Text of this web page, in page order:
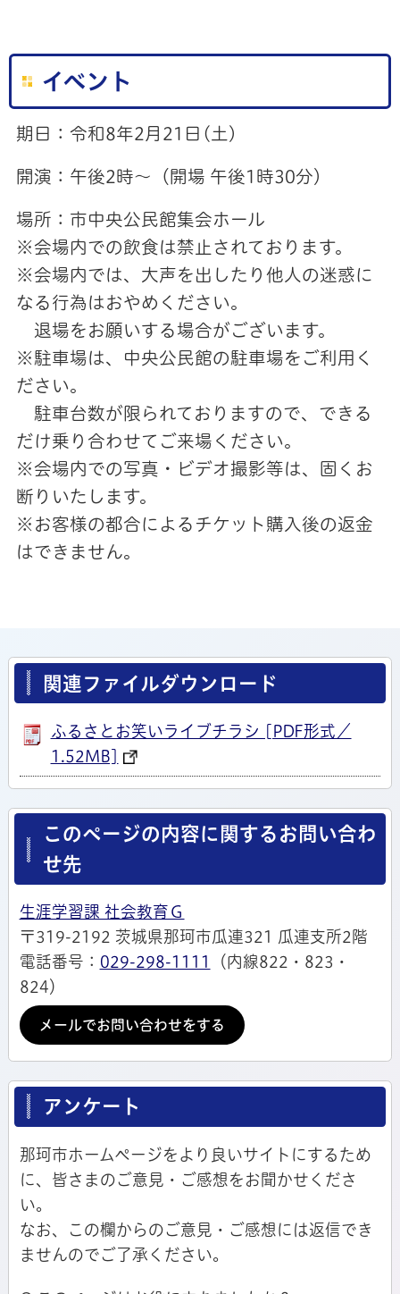
イベント
期日：令和8年2月21日(土)
開演：午後2時～（開場 午後1時30分）
場所：市中央公民館集会ホール
※会場内での飲食は禁止されております。
※会場内では、大声を出したり他人の迷惑に
なる行為はおやめください。
退場をお願いする場合がございます。
※駐車場は、中央公民館の駐車場をご利用く
ださい。
駐車台数が限られておりますので、できる
だけ乗り合わせてご来場ください。
※会場内での写真・ビデオ撮影等は、固くお
断りいたします。
※お客様の都合によるチケット購入後の返金
はできません。
関連ファイルダウンロード
ふるさとお笑いライブチラシ [PDF形式／
1.52MB]
このページの内容に関するお問い合わ
せ先
生涯学習課 社会教育Ｇ
〒319-2192 茨城県那珂市瓜連321 瓜連支所2階
電話番号： 029-298-1111
（内線822・823・
824）
メールでお問い合わせをする
アンケート
那珂市ホームページをより良いサイトにするため
に、皆さまのご意見・ご感想をお聞かせくださ
い。
なお、この欄からのご意見・ご感想には返信でき
ませんのでご了承ください。